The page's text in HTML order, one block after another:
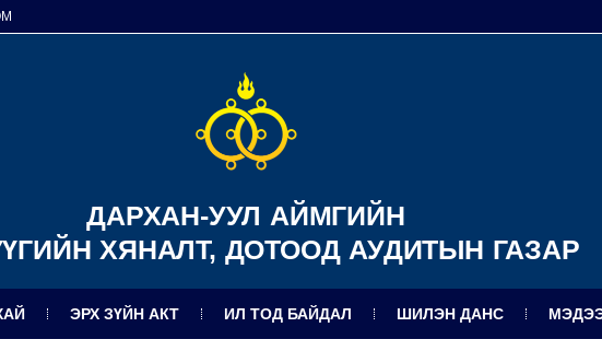
ДАРХАН-УУЛ АЙМГИЙН
ХЯНАЛТ, ДОТООД АУДИТЫН ГАЗАР
ЭРХ ЗҮЙН АКТ ИЛ ТОД БАЙДАЛ ШИЛЭН ДАНС